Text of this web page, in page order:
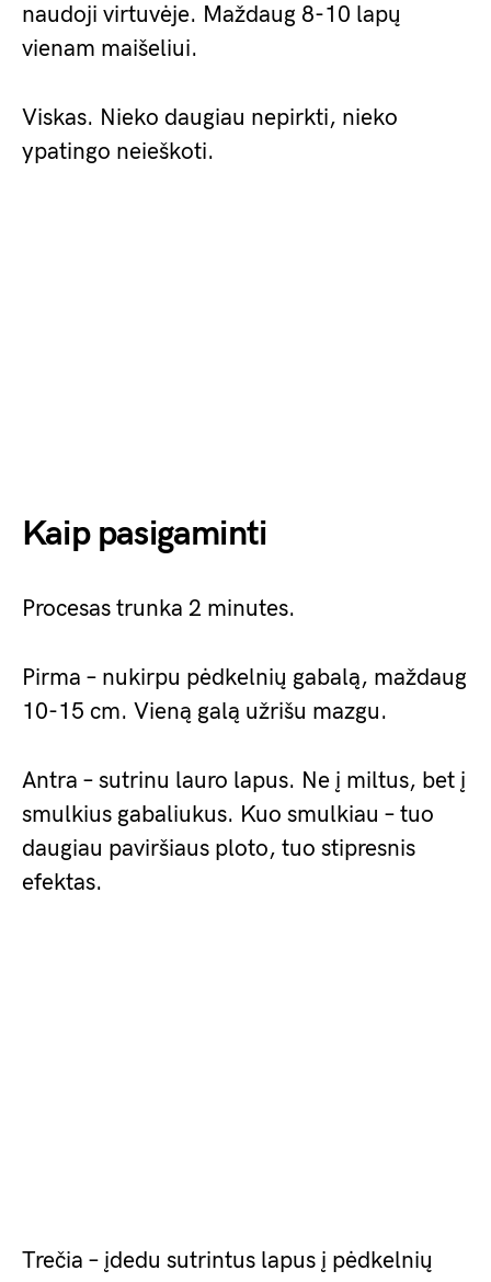
naudoji virtuvėje. Maždaug 8-10 lapų
vienam maišeliui.
Viskas. Nieko daugiau nepirkti, nieko
ypatingo neieškoti.
Kaip pasigaminti
Procesas trunka 2 minutes.
Pirma – nukirpu pėdkelnių gabalą, maždaug
10-15 cm. Vieną galą užrišu mazgu.
Antra – sutrinu lauro lapus. Ne į miltus, bet į
smulkius gabaliukus. Kuo smulkiau – tuo
daugiau paviršiaus ploto, tuo stipresnis
efektas.
Trečia – įdedu sutrintus lapus į pėdkelnių